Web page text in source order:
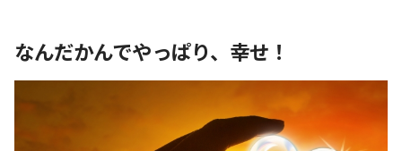
なんだかんでやっぱり、幸せ！